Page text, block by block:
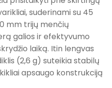
suderinami su 45
mm trijų menčių
galios ir efektyvumo
laiką. Itin lengvas
(2,6 g) suteikia stabilų
apsaugo konstrukciją